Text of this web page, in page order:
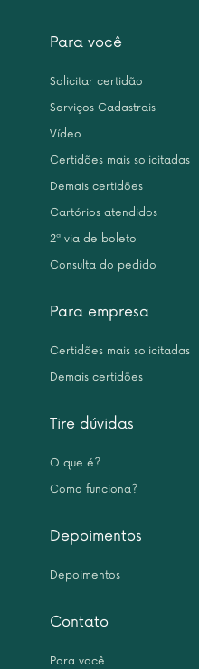
Para você
Solicitar certidão
Serviços Cadastrais
Vídeo
Certidões mais solicitadas
Demais certidões
Cartórios atendidos
2ª via de boleto
Consulta do pedido
Para empresa
Certidões mais solicitadas
Demais certidões
Tire dúvidas
O que é?
Como funciona?
Depoimentos
Depoimentos
Contato
Para você